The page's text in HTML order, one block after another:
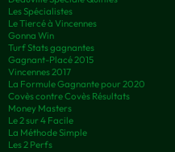
Les Spécialistes
Le Tiercé à Vincennes
Gonna Win
Turf Stats gagnantes
Gagnant-Placé 2015
Vincennes 2017
La Formule Gagnante pour 2020
Covès contre Covès Résultats
Money Masters
Le 2 sur 4 Facile
La Méthode Simple
Les 2 Perfs